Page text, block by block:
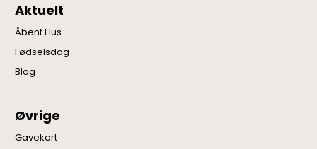
Aktuelt
Åbent Hus
Fødselsdag
Blog
Øvrige
Gavekort